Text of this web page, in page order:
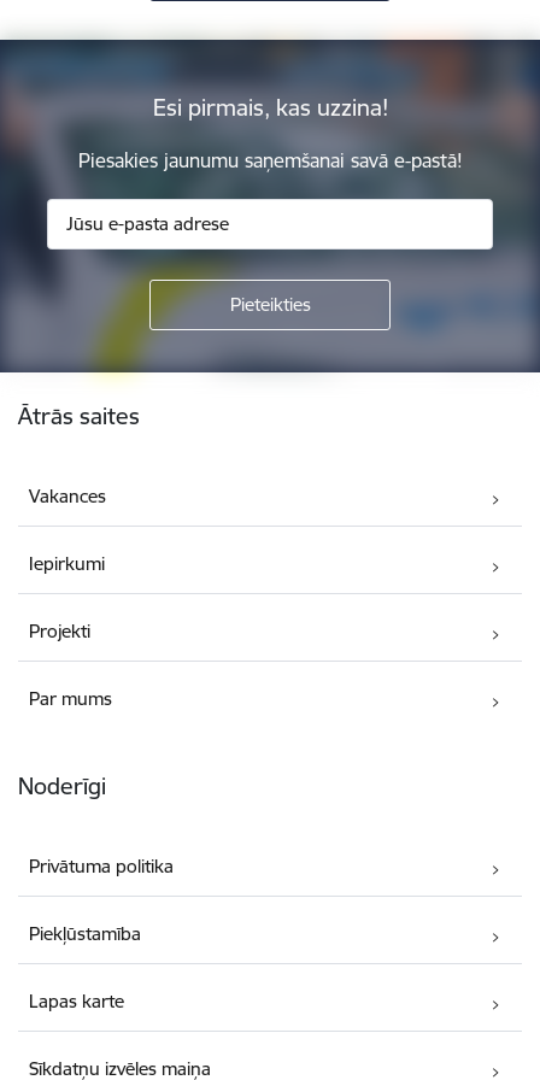
Esi pirmais, kas uzzina!
Piesakies jaunumu saņemšanai savā e-pastā!
Ātrās saites
Vakances
Iepirkumi
Projekti
Par mums
Noderīgi
Privātuma politika
Piekļūstamība
Lapas karte
Sīkdatņu izvēles maiņa